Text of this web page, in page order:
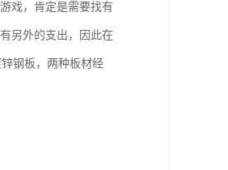
戏，肯定是需要找有
另外的支出，因此在
钢板，两种板材经